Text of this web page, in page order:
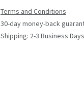
Terms and Conditions
30-day money-back
Shipping: 2-3 Business Days